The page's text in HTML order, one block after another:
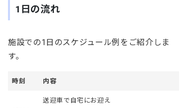
1日の流れ
施設での1日のスケジュール例をご紹介しま
す。
時刻 内容
送迎車で自宅にお迎え